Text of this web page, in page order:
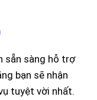
sẵn sàng hỗ trợ
bạn sẽ nhận
tuyệt vời nhất.